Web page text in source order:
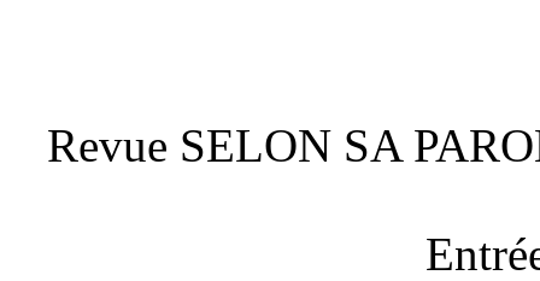
Revue SELON SA